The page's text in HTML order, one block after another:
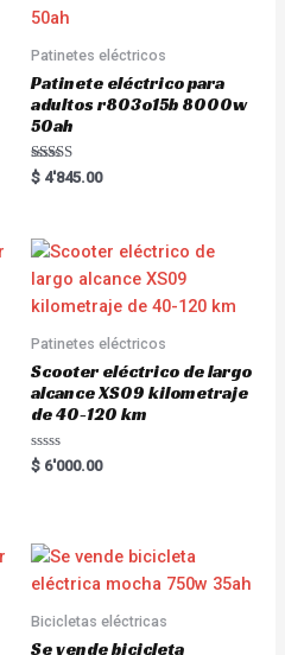
Patinetes eléctricos
Patinete eléctrico para
adultos r803o15b 8000w
50ah
Rated
5.00
$ 4'845.00
Patinetes eléctricos
Scooter eléctrico de largo
alcance XS09 kilometraje
de 40-120 km
R
a
o
u
t
o
5
$ 6'000.00
Bicicletas eléctricas
Se vende bicicleta